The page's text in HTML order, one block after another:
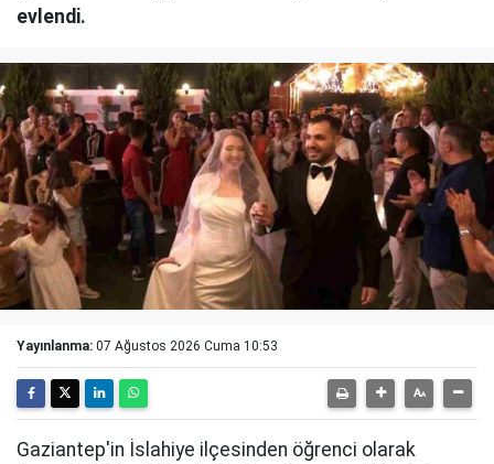
evlendi.
Yayınlanma: 07 Ağustos 2026 Cuma 10:53
Gaziantep'in İslahiye ilçesinden öğrenci olarak